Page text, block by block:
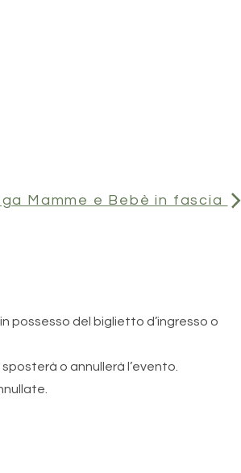
Mamme e Bebè in fascia
possesso del biglietto d’ingresso o
o annullerà l’evento.